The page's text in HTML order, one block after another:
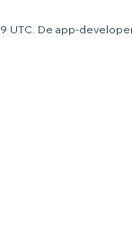
UTC. De app-